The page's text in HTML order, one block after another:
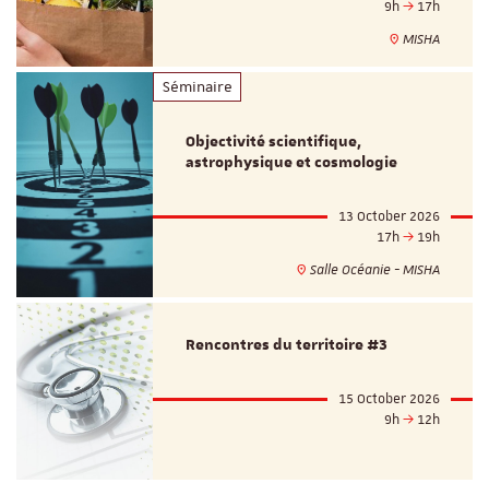
9h
17h
MISHA
Séminaire
Objectivité scientifique,
astrophysique et cosmologie
13 October 2026
17h
19h
Salle Océanie - MISHA
Rencontres du territoire #3
15 October 2026
9h
12h